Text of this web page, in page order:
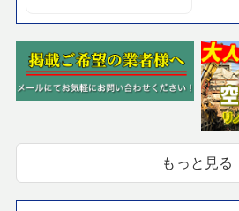
もっと見る